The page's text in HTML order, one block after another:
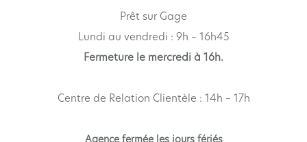
Prêt sur Gage
Lundi au vendredi : 9h – 16h45
Fermeture le mercredi à 16h.
Centre de Relation Clientèle : 14h – 17h
Agence fermée les jours fériés